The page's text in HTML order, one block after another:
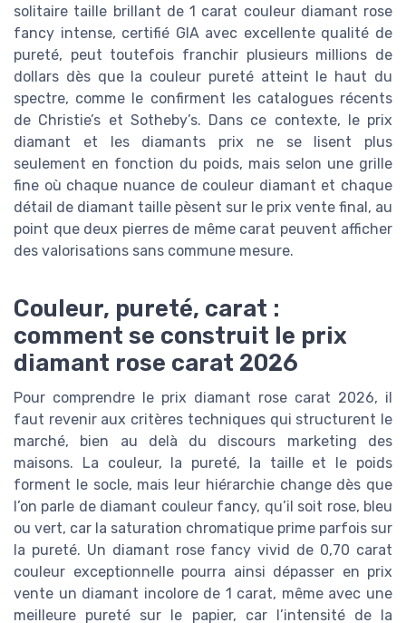
solitaire taille brillant de 1 carat couleur diamant rose
fancy intense, certifié GIA avec excellente qualité de
pureté, peut toutefois franchir plusieurs millions de
dollars dès que la couleur pureté atteint le haut du
spectre, comme le confirment les catalogues récents
de Christie’s et Sotheby’s. Dans ce contexte, le prix
diamant et les diamants prix ne se lisent plus
seulement en fonction du poids, mais selon une grille
fine où chaque nuance de couleur diamant et chaque
détail de diamant taille pèsent sur le prix vente final, au
point que deux pierres de même carat peuvent afficher
des valorisations sans commune mesure.
Couleur, pureté, carat :
comment se construit le prix
diamant rose carat 2026
Pour comprendre le prix diamant rose carat 2026, il
faut revenir aux critères techniques qui structurent le
marché, bien au delà du discours marketing des
maisons. La couleur, la pureté, la taille et le poids
forment le socle, mais leur hiérarchie change dès que
l’on parle de diamant couleur fancy, qu’il soit rose, bleu
ou vert, car la saturation chromatique prime parfois sur
la pureté. Un diamant rose fancy vivid de 0,70 carat
couleur exceptionnelle pourra ainsi dépasser en prix
vente un diamant incolore de 1 carat, même avec une
meilleure pureté sur le papier, car l’intensité de la